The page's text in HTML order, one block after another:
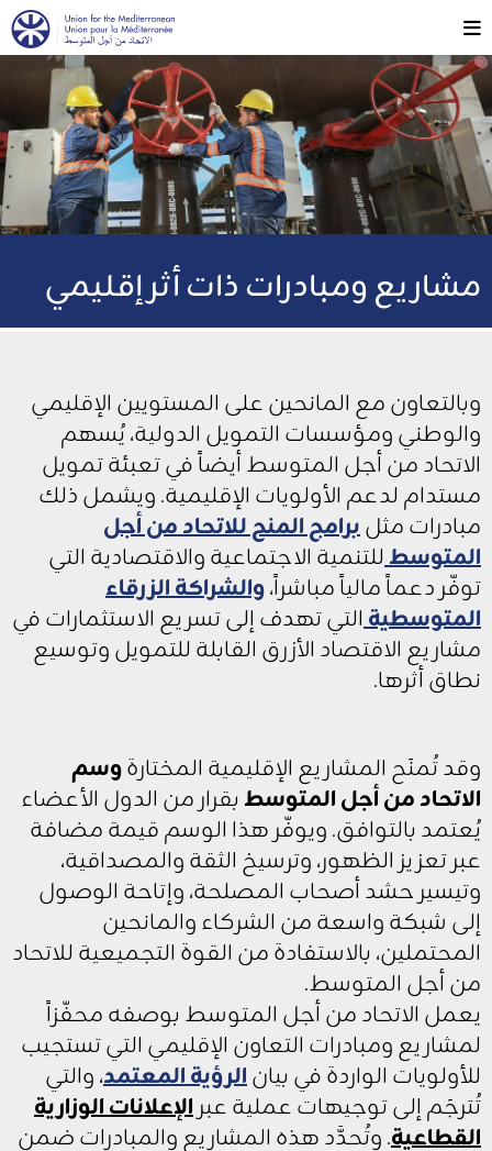
مشاريع ومبادرات ذات أثر إقليمي
وبالتعاون مع المانحين على المستويين الإقليمي
والوطني ومؤسسات التمويل الدولية، يُسهم
الاتحاد من أجل المتوسط أيضاً في تعبئة تمويل
مستدام لدعم الأولويات الإقليمية. ويشمل ذلك
مبادرات مثل برامج المنح للاتحاد من أجل
المتوسط للتنمية الاجتماعية والاقتصادية التي
توفّر دعماً مالياً مباشراً، والشراكة الزرقاء
المتوسطية التي تهدف إلى تسريع الاستثمارات في
مشاريع الاقتصاد الأزرق القابلة للتمويل وتوسيع
نطاق أثرها.
وقد تُمنَح المشاريع الإقليمية المختارة وسم
الاتحاد من أجل المتوسط بقرار من الدول الأعضاء
يُعتمد بالتوافق. ويوفّر هذا الوسم قيمة مضافة
عبر تعزيز الظهور، وترسيخ الثقة والمصداقية،
وتيسير حشد أصحاب المصلحة، وإتاحة الوصول
إلى شبكة واسعة من الشركاء والمانحين
المحتملين، بالاستفادة من القوة التجميعية للاتحاد
من أجل المتوسط.
يعمل الاتحاد من أجل المتوسط بوصفه محفّزاً
لمشاريع ومبادرات التعاون الإقليمي التي تستجيب
للأولويات الواردة في بيان الرؤية المعتمد، والتي
تُترجَم إلى توجيهات عملية عبر الإعلانات الوزارية
القطاعية. وتُحدَّد هذه المشاريع والمبادرات ضمن